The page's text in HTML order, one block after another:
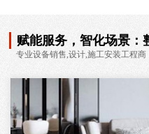
赋能服务，智化场景：
专业设备销售,设计,施工安装工程商